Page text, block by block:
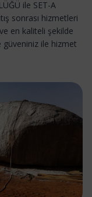
ile SET-A
sonrası hizmetleri
en kaliteli şekilde
güveniniz ile hizmet